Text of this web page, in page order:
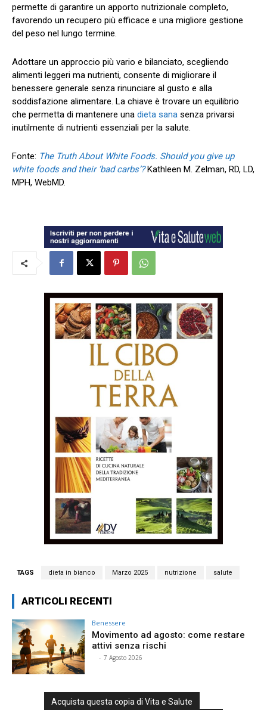
permette di garantire un apporto nutrizionale completo,
favorendo un recupero più efficace e una migliore gestione
del peso nel lungo termine.
Adottare un approccio più vario e bilanciato, scegliendo
alimenti leggeri ma nutrienti, consente di migliorare il
benessere generale senza rinunciare al gusto e alla
soddisfazione alimentare. La chiave è trovare un equilibrio
che permetta di mantenere una dieta sana senza privarsi
inutilmente di nutrienti essenziali per la salute.
Fonte: The Truth About White Foods. Should you give up
white foods and their ‘bad carbs’? Kathleen M. Zelman, RD, LD,
MPH, WebMD.
TAGS dieta in bianco Marzo 2025 nutrizione salute
ARTICOLI RECENTI
Benessere
Movimento ad agosto: come restare
attivi senza rischi
- 7 Agosto 2026
Acquista questa copia di Vita e Salute